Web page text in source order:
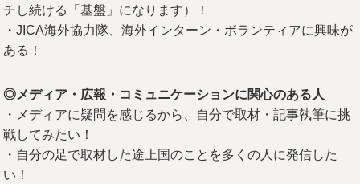
チし続ける「基盤」になります）！
・JICA海外協力隊、海外インターン・ボランティアに興味が
ある！
◎メディア・広報・コミュニケーションに関心のある人
・メディアに疑問を感じるから、自分で取材・記事執筆に挑
戦してみたい！
・自分の足で取材した途上国のことを多くの人に発信した
い！